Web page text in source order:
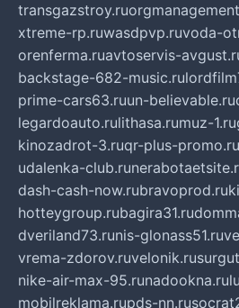
transgazstroy.ru
xtreme-rp.ruwasdpvp.ruvoda-
orenferma.ruavtoservis-
backstage-682-music.ru
prime-cars63.ruun-believable.ru
legardoauto.rulithasa.rumuz-1.ru
kinozadrot-3.ruqr-plus-promo.ru
udalenka-club.ru
dash-cash-now.rubravoprod.ru
hotteygroup.rubagira31.ru
dveriland73.runis-glonass51.ru
vrema-zdorov.ruvelonik.ru
nike-air-max-95.runadookna.ru
mobilreklama.rupds-nn.ru